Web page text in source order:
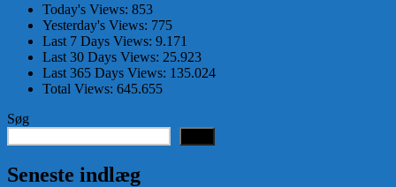
Today's Views: 853
Yesterday's Views: 775
Last 7 Days Views: 9.171
Last 30 Days Views: 25.923
Last 365 Days Views: 135.024
Total Views: 645.655
Søg
Seneste indlæg